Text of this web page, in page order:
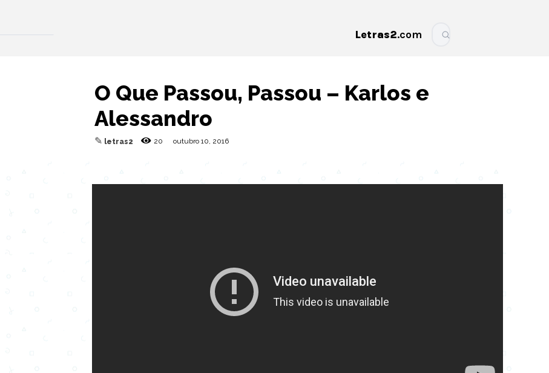
Letras2.com
O Que Passou, Passou – Karlos e
Alessandro
✎ letras2 20 outubro 10, 2016